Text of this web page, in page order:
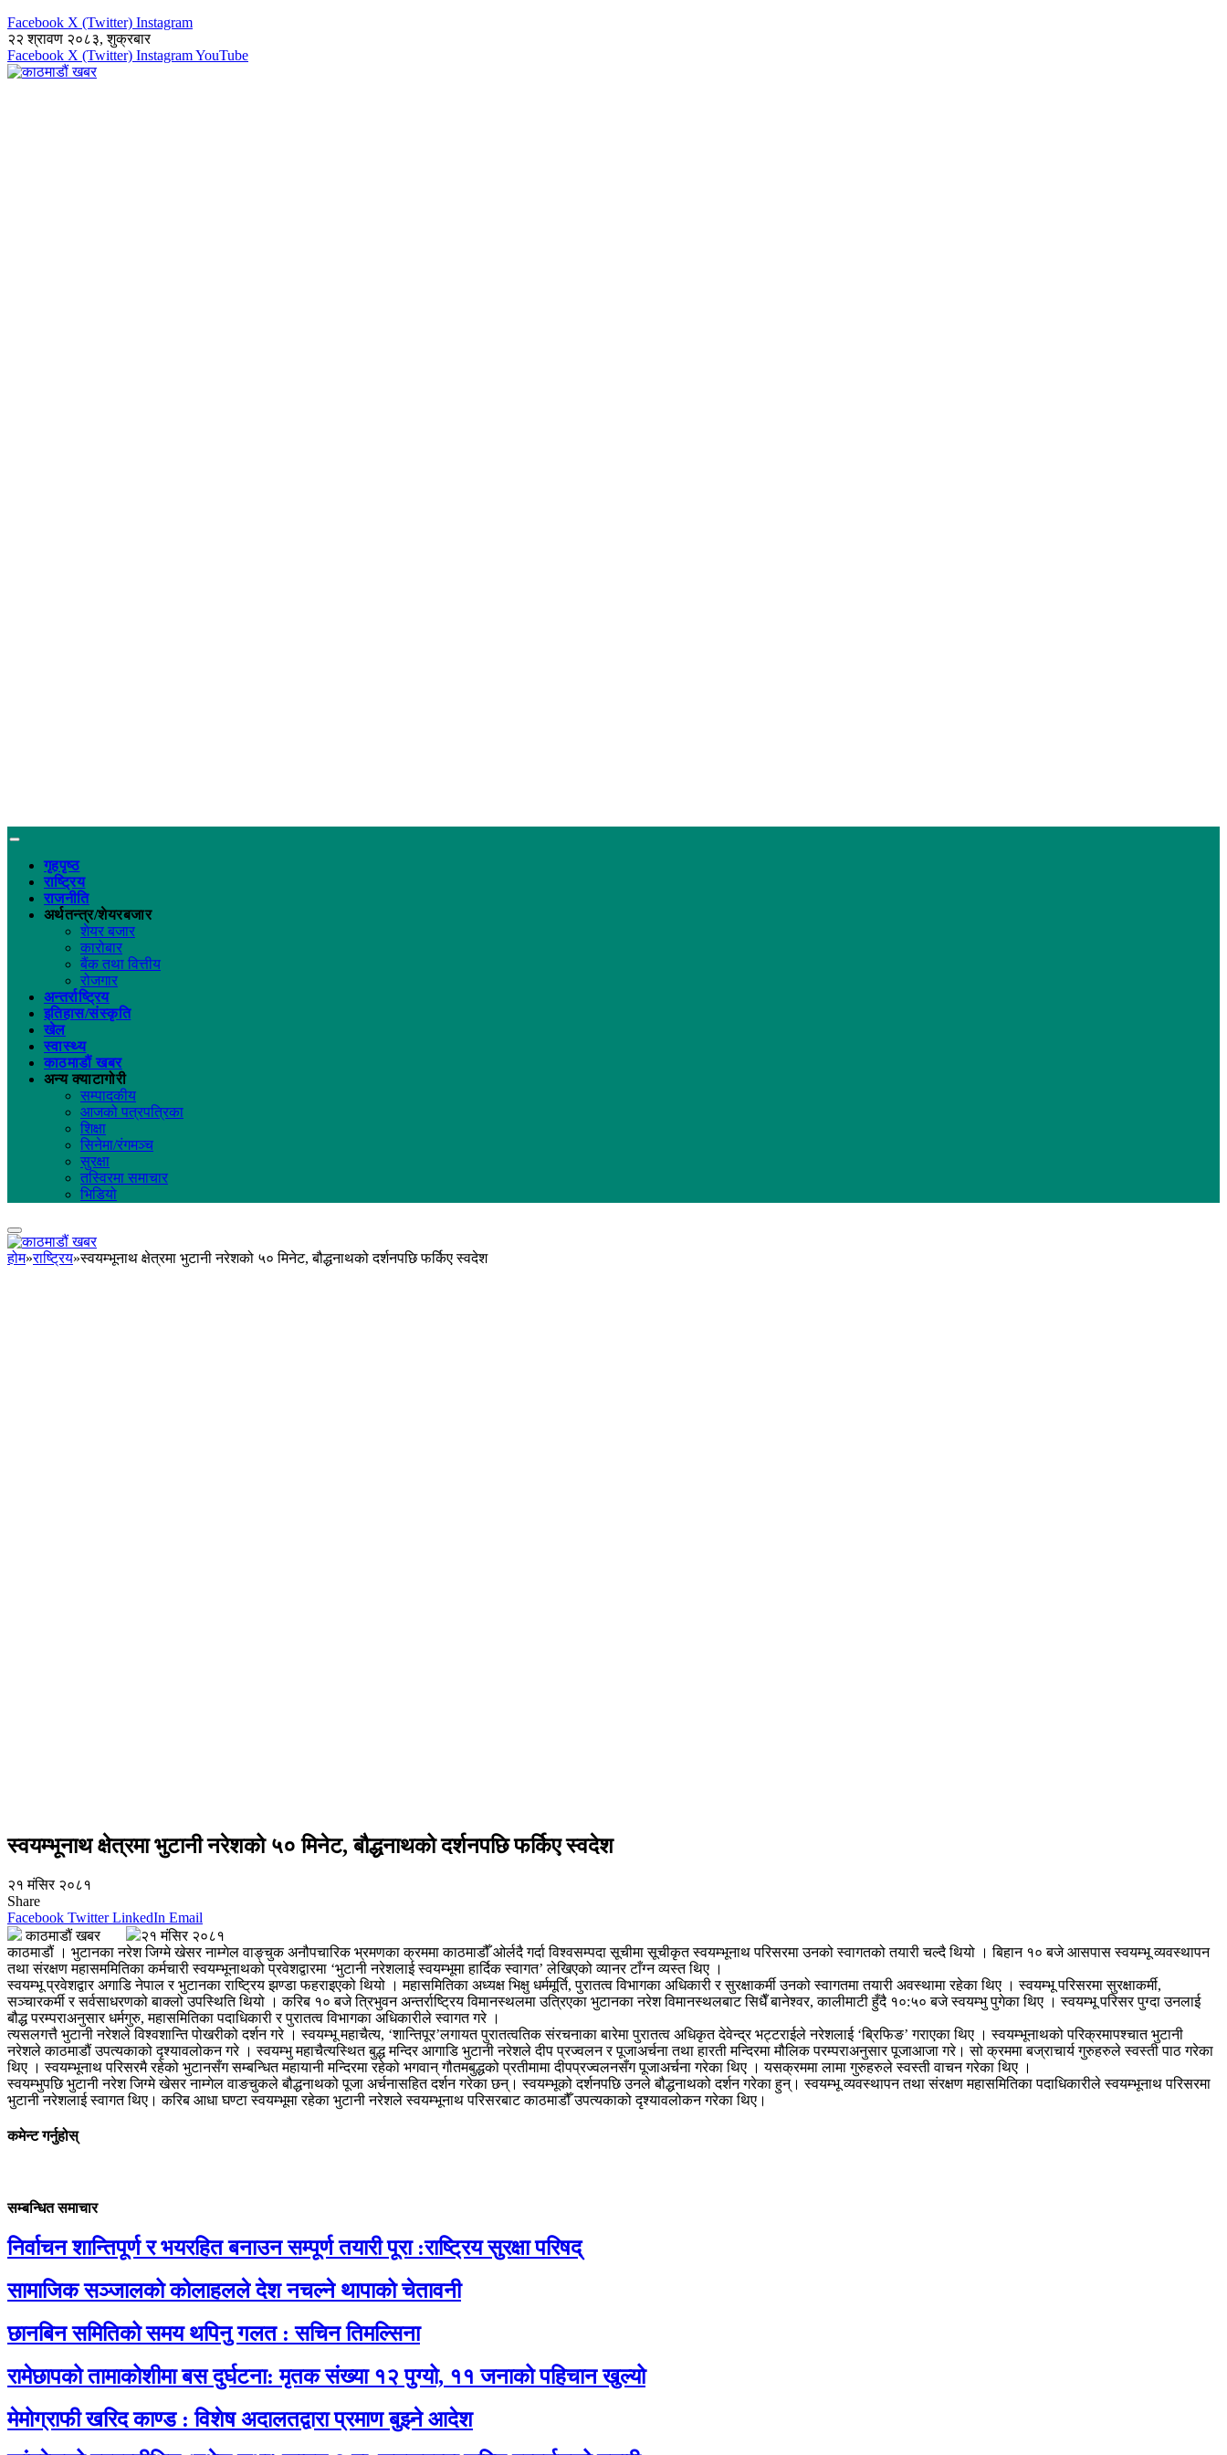
Facebook X (Twitter) Instagram
२२ श्रावण २०८३, शुक्रबार
Facebook X (Twitter) InstagramYouTube
गृहपृष्ठ
राष्ट्रिय
राजनीति
अर्थतन्त्र/शेयरबजार
शेयर बजार
कारोबार
बैंक तथा वित्तीय
रोजगार
अन्तर्राष्ट्रिय
इतिहास/संस्कृति
खेल
स्वास्थ्य
काठमाडौं खबर
अन्य क्याटागोरी
सम्पादकीय
आजको पत्रपत्रिका
शिक्षा
सिनेमा/रंगमञ्च
सुरक्षा
तस्विरमा समाचार
भिडियो
होम»राष्ट्रिय»स्वयम्भूनाथ क्षेत्रमा भुटानी नरेशको ५० मिनेट, बौद्धनाथको दर्शनपछि फर्किए स्वदेश
स्वयम्भूनाथ क्षेत्रमा भुटानी नरेशको ५० मिनेट, बौद्धनाथको दर्शनपछि फर्किए स्वदेश
२१ मंसिर २०८१
Share
Facebook Twitter LinkedIn Email
काठमाडौं खबर
२१ मंसिर २०८१
काठमाडौं । भुटानका नरेश जिग्मे खेसर नाम्गेल वाङ्चुक अनौपचारिक भ्रमणका क्रममा काठमाडौँ ओर्लदै गर्दा विश्वसम्पदा सूचीमा सूचीकृत स्वयम्भूनाथ परिसरमा उनको स्वागतको तयारी चल्दै थियो । बिहान १० बजे आसपास स्वयम्भू व्यवस्थापन
तथा संरक्षण महासममितिका कर्मचारी स्वयम्भूनाथको प्रवेशद्वारमा ‘भुटानी नरेशलाई स्वयम्भूमा हार्दिक स्वागत’ लेखिएको व्यानर टाँग्न व्यस्त थिए ।
स्वयम्भू प्रवेशद्वार अगाडि नेपाल र भुटानका राष्ट्रिय झण्डा फहराइएको थियो । महासमितिका अध्यक्ष भिक्षु धर्ममूर्ति, पुरातत्व विभागका अधिकारी र सुरक्षाकर्मी उनको स्वागतमा तयारी अवस्थामा रहेका थिए । स्वयम्भू परिसरमा सुरक्षाकर्मी,
सञ्चारकर्मी र सर्वसाधरणको बाक्लो उपस्थिति थियो । करिब १० बजे त्रिभुवन अन्तर्राष्ट्रिय विमानस्थलमा उत्रिएका भुटानका नरेश विमानस्थलबाट सिधैँ बानेश्वर, कालीमाटी हुँदै १०:५० बजे स्वयम्भु पुगेका थिए । स्वयम्भू परिसर पुग्दा उनलाई
बौद्ध परम्पराअनुसार धर्मगुरु, महासमितिका पदाधिकारी र पुरातत्व विभागका अधिकारीले स्वागत गरे ।
त्यसलगत्तै भुटानी नरेशले विश्वशान्ति पोखरीको दर्शन गरे । स्वयम्भू महाचैत्य, ‘शान्तिपूर’लगायत पुरातत्वतिक संरचनाका बारेमा पुरातत्व अधिकृत देवेन्द्र भट्टराईले नरेशलाई ‘ब्रिफिङ’ गराएका थिए । स्वयम्भूनाथको परिक्रमापश्चात भुटानी
नरेशले काठमाडौं उपत्यकाको दृश्यावलोकन गरे । स्वयम्भु महाचैत्यस्थित बुद्ध मन्दिर आगाडि भुटानी नरेशले दीप प्रज्वलन र पूजाअर्चना तथा हारती मन्दिरमा मौलिक परम्पराअनुसार पूजाआजा गरे। सो क्रममा बज्राचार्य गुरुहरुले स्वस्ती पाठ गरेका
थिए । स्वयम्भूनाथ परिसरमै रहेको भुटानसँग सम्बन्धित महायानी मन्दिरमा रहेको भगवान् गौतमबुद्धको प्रतीमामा दीपप्रज्वलनसँग पूजाअर्चना गरेका थिए । यसक्रममा लामा गुरुहरुले स्वस्ती वाचन गरेका थिए ।
स्वयम्भुपछि भुटानी नरेश जिग्मे खेसर नाम्गेल वाङचुकले बौद्धनाथको पूजा अर्चनासहित दर्शन गरेका छन्। स्वयम्भूको दर्शनपछि उनले बौद्धनाथको दर्शन गरेका हुन्। स्वयम्भू व्यवस्थापन तथा संरक्षण महासमितिका पदाधिकारीले स्वयम्भूनाथ परिसरमा
भुटानी नरेशलाई स्वागत थिए। करिब आधा घण्टा स्वयम्भूमा रहेका भुटानी नरेशले स्वयम्भूनाथ परिसरबाट काठमाडौँ उपत्यकाको दृश्यावलोकन गरेका थिए।
कमेन्ट गर्नुहोस्
सम्बन्धित समाचार
निर्वाचन शान्तिपूर्ण र भयरहित बनाउन सम्पूर्ण तयारी पूरा :राष्ट्रिय सुरक्षा परिषद्
सामाजिक सञ्जालको कोलाहलले देश नचल्ने थापाको चेतावनी
छानबिन समितिको समय थपिनु गलत : सचिन तिमल्सिना
रामेछापको तामाकोशीमा बस दुर्घटना: मृतक संख्या १२ पुग्यो, ११ जनाको पहिचान खुल्यो
मेमोग्राफी खरिद काण्ड : विशेष अदालतद्वारा प्रमाण बुझ्ने आदेश